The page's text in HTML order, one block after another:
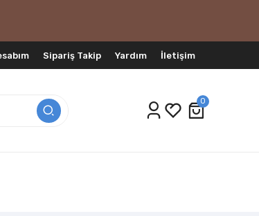
Sipariş Takip Yardım İletişim
0